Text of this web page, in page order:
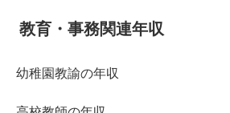
教育・事務関連年収
幼稚園教諭の年収